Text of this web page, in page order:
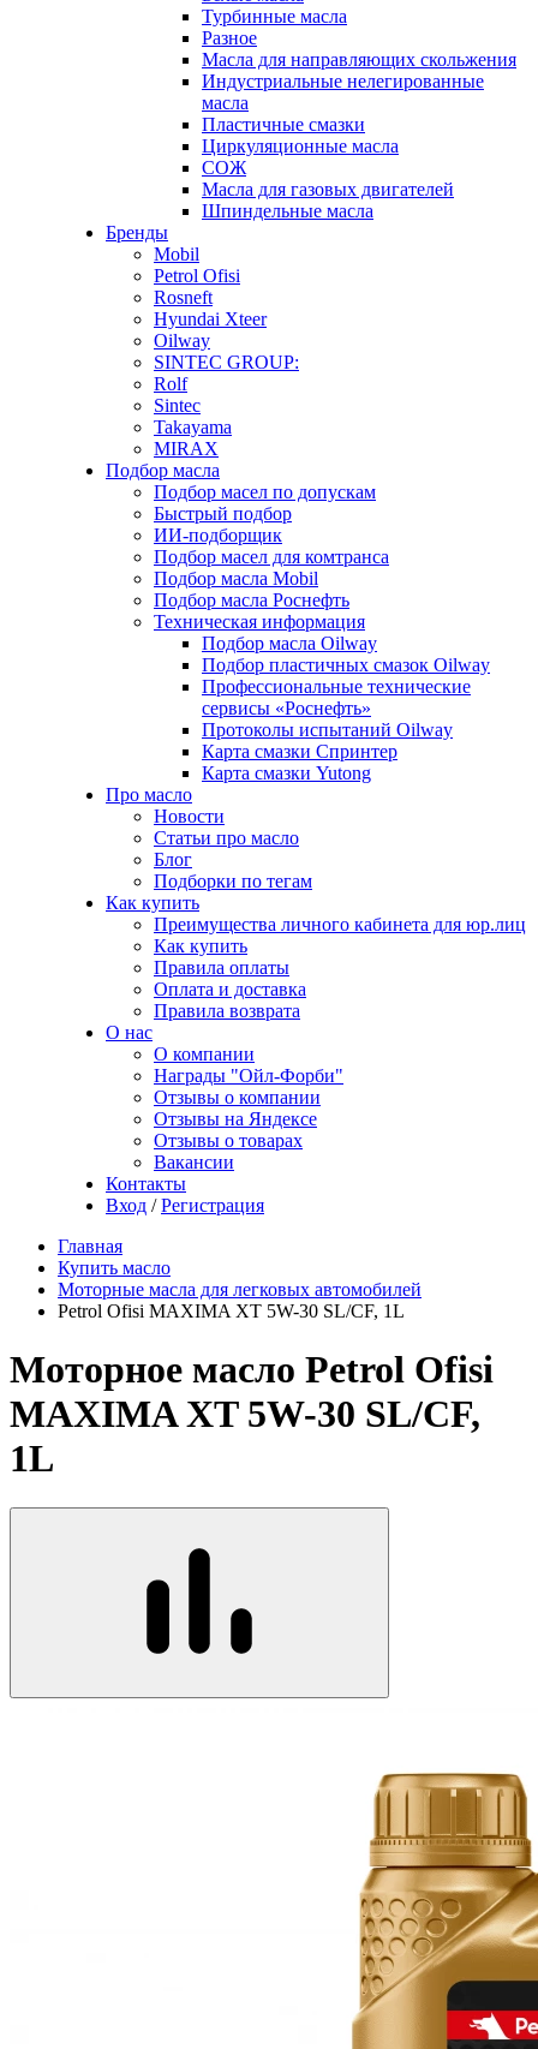
Турбинные масла
Разное
Масла для направляющих скольжения
Индустриальные нелегированные
масла
Пластичные смазки
Циркуляционные масла
СОЖ
Масла для газовых двигателей
Шпиндельные масла
Бренды
Mobil
Petrol Ofisi
Rosneft
Hyundai Xteer
Oilway
SINTEC GROUP:
Rolf
Sintec
Takayama
MIRAX
Подбор масла
Подбор масел по допускам
Быстрый подбор
ИИ-подборщик
Подбор масел для комтранса
Подбор масла Mobil
Подбор масла Роснефть
Техническая информация
Подбор масла Oilway
Подбор пластичных смазок Oilway
Профессиональные технические
сервисы «Роснефть»
Протоколы испытаний Oilway
Карта смазки Спринтер
Карта смазки Yutong
Про масло
Новости
Статьи про масло
Блог
Подборки по тегам
Как купить
Преимущества личного кабинета для юр.лиц
Как купить
Правила оплаты
Оплата и доставка
Правила возврата
О нас
О компании
Награды "Ойл-Форби"
Отзывы о компании
Отзывы на Яндексе
Отзывы о товарах
Вакансии
Контакты
Вход / Регистрация
Главная
Купить масло
Моторные масла для легковых автомобилей
Petrol Ofisi MAXIMA XT 5W-30 SL/CF, 1L
Моторное масло Petrol Ofisi
MAXIMA XT 5W-30 SL/CF,
1L